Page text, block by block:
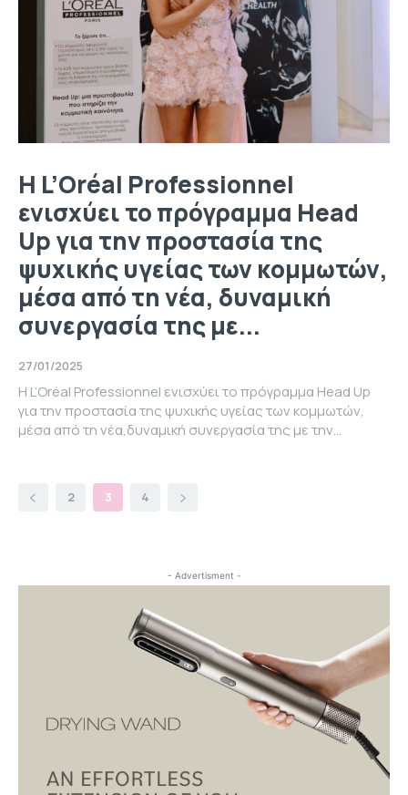
Η L’Oréal Professionnel
ενισχύει το πρόγραμμα Head
Up για την προστασία της
ψυχικής υγείας των κομμωτών,
μέσα από τη νέα, δυναμική
συνεργασία της με...
27/01/2025
Η L’Oréal Professionnel ενισχύει το πρόγραμμα Head Up
για την προστασία της ψυχικής υγείας των κομμωτών,
μέσα από τη νέα,δυναμική συνεργασία της με την...
2 3 4
- Advertisment -